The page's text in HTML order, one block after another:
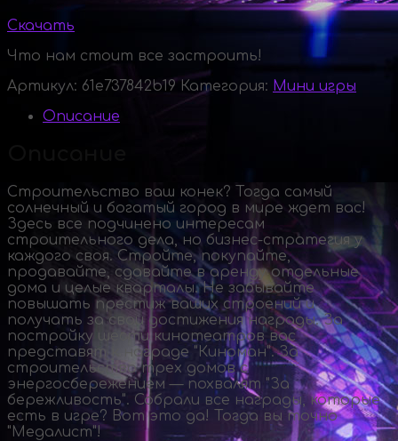
Скачать
Что нам стоит все застроить!
Артикул: 61e737842b19 Категория: Мини игры
Описание
Строительство ваш конек? Тогда самый
солнечный и богатый город в мире ждет вас!
Здесь все подчинено интересам
строительного дела, но бизнес-стратегияу
каждого своя. Стройте, покупайте,
продавайте, сдавайте в аренду отдельные
дома и целые кварталы. Не забывайте
повышать престиж ваших строений и
получать за свои достижения награды. За
постройку шести кинотеатров вас
представят к награде "Киноман". За
строительство трех домов с
энергосбережением — похвалят "За
бережливость". Собрали все награды, которые
есть в игре? Вот это да! Тогда вы точно
"Медалист"!